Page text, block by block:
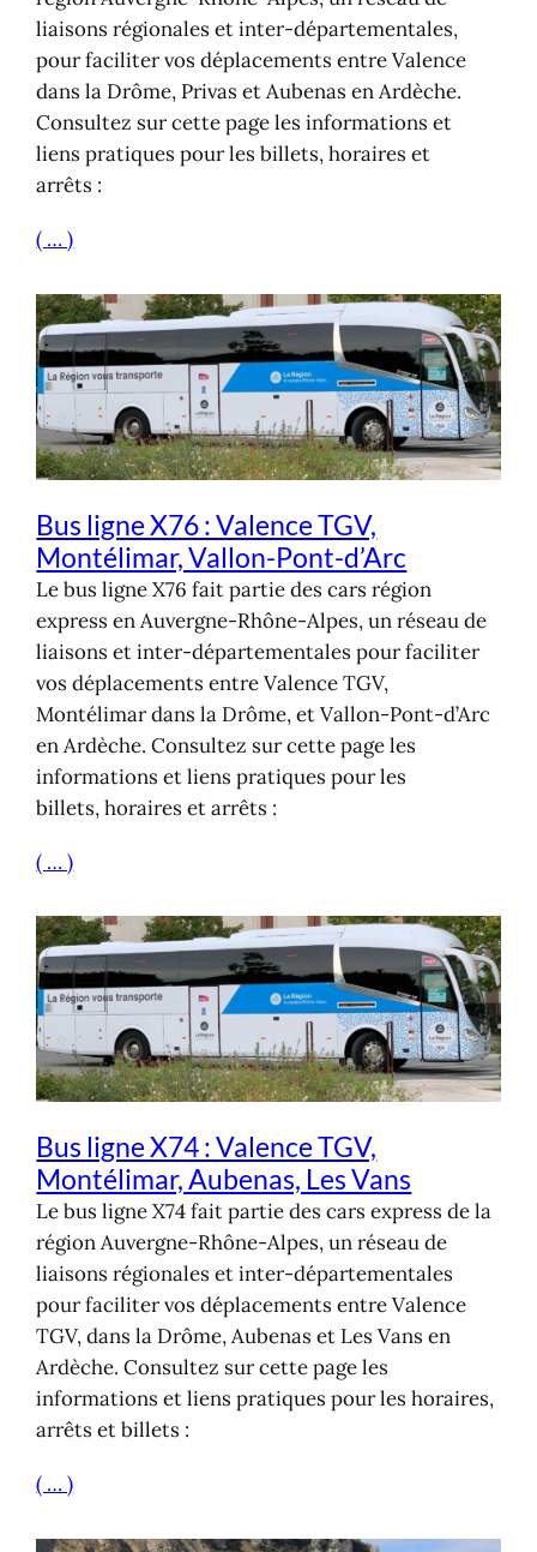
liaisons régionales et inter-départementales,
pour faciliter vos déplacements entre Valence
dans la Drôme, Privas et Aubenas en Ardèche.
Consultez sur cette page les informations et
liens pratiques pour les billets, horaires et
arrêts :
( … )
Bus ligne X76 : Valence TGV,
Montélimar, Vallon-Pont-d’Arc
Le bus ligne X76 fait partie des cars région
express en Auvergne-Rhône-Alpes, un réseau de
liaisons et inter-départementales pour faciliter
vos déplacements entre Valence TGV,
Montélimar dans la Drôme, et Vallon-Pont-d’Arc
en Ardèche. Consultez sur cette page les
informations et liens pratiques pour les
billets, horaires et arrêts :
( … )
Bus ligne X74 : Valence TGV,
Montélimar, Aubenas, Les Vans
Le bus ligne X74 fait partie des cars express de la
région Auvergne-Rhône-Alpes, un réseau de
liaisons régionales et inter-départementales
pour faciliter vos déplacements entre Valence
TGV, dans la Drôme, Aubenas et Les Vans en
Ardèche. Consultez sur cette page les
informations et liens pratiques pour les horaires,
arrêts et billets :
( … )